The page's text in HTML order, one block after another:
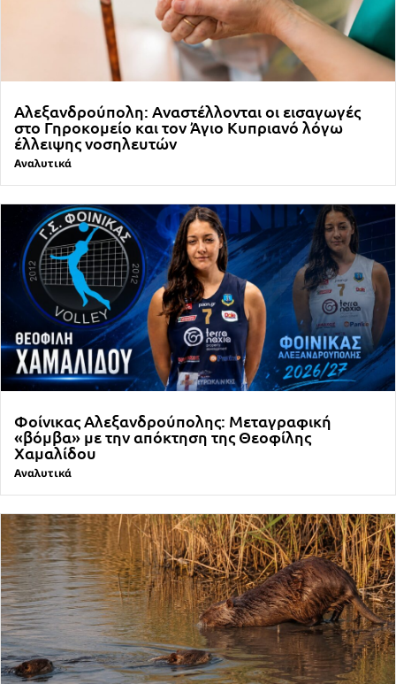
Αλεξανδρούπολη: Αναστέλλονται οι εισαγωγές
στο Γηροκομείο και τον Άγιο Κυπριανό λόγω
έλλειψης νοσηλευτών
Αναλυτικά
Φοίνικας Αλεξανδρούπολης: Μεταγραφική
«βόμβα» με την απόκτηση της Θεοφίλης
Χαμαλίδου
Αναλυτικά